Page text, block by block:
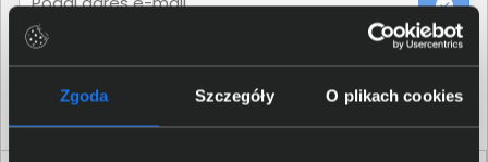
Zgoda Szczegóły O plikach cookies